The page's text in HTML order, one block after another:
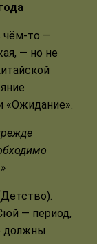
чём-то —
— но не
«Ожидание».
— период,
должны